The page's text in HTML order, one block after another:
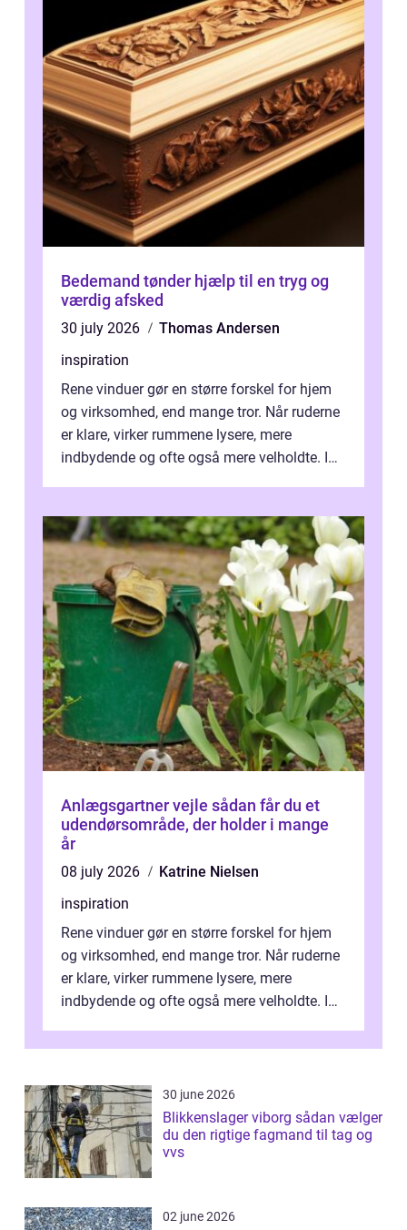
Bedemand tønder hjælp til en tryg og
værdig afsked
30 july 2026
Thomas Andersen
inspiration
Rene vinduer gør en større forskel for hjem
og virksomhed, end mange tror. Når ruderne
er klare, virker rummene lysere, mere
indbydende og ofte også mere velholdte. I
Anlægsgartner vejle sådan får du et
udendørsområde, der holder i mange
år
08 july 2026
Katrine Nielsen
inspiration
Rene vinduer gør en større forskel for hjem
og virksomhed, end mange tror. Når ruderne
er klare, virker rummene lysere, mere
indbydende og ofte også mere velholdte. I
30 june 2026
Blikkenslager viborg sådan vælger
du den rigtige fagmand til tag og
vvs
02 june 2026